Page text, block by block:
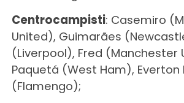
Centrocampisti: Casemiro
United), Guimarães
(Liverpool), Fred (Manchester
Paquetá (West Ham), Everton
(Flamengo);